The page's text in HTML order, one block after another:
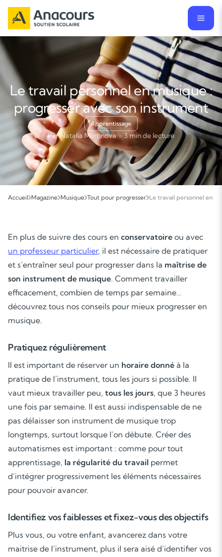
Le travail personnel en musique :
progresser avec son instrument
Apprentissage
Par Natalia Martinova · 3 min de lecture
Accueil Magazine Musique Tout pour progresser Le travail personnel en
En plus de suivre des cours en conservatoire ou avec
un professeur particulier, il est nécessaire de pratiquer
et s’entraîner seul pour progresser dans la maîtrise de
son instrument de musique. Comment travailler
efficacement, combien de temps par semaine…
découvrez tous nos conseils pour mieux progresser en
musique.
Pratiquez régulièrement
Il est important de réserver un horaire donné à la
pratique de l’instrument, tous les jours si possible. Il
vaut mieux travailler peu, tous les jours, que 3 heures
une fois par semaine. Il est aussi indispensable de ne
pas délaisser son instrument de musique trop
longtemps, surtout lorsque l’on débute. Créer des
automatismes est important : comme pour tout
apprentissage, la régularité du travail permet
d’intégrer progressivement les éléments nécessaires
pour pouvoir avancer.
Identifiez vos faiblesses et fixez-vous des objectifs
Plus vous, ou votre enfant, avancerez dans votre
maitrise de l’instrument, plus il sera aisé d’identifier vos